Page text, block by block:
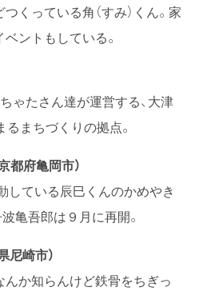
くっている角（すみ）くん。家
ントもしている。
ゃたさん達が運営する、大津
るまちづくりの拠点。
京都府亀岡市）
している辰巳くんのかめやき
亀吾郎は９月に再開。
尼崎市）
んか知らんけど鉄骨をちぎっ